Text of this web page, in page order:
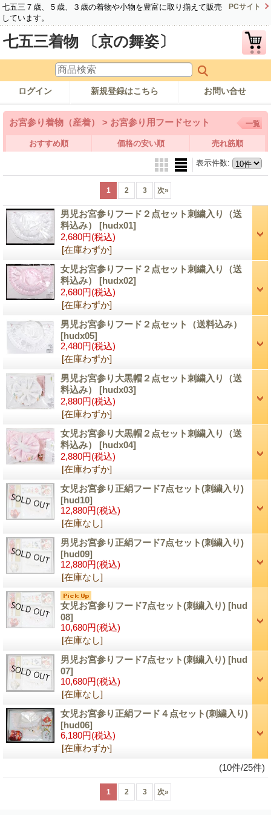
七五三７歳、５歳、３歳の着物や小物を豊富に取り揃えて販売
しています。
PCサイト
七五三着物 〔京の舞姿〕
ログイン 新規登録はこちら お問い合せ
お宮参り着物（産着） > お宮参り用フードセット 一覧
おすすめ順 価格の安い順 売れ筋順
表示件数:
1 2 3 次»
男児お宮参りフード２点セット刺繍入り（送
料込み） [hudx01]
2,680円(税込)
[在庫わずか]
女児お宮参りフード２点セット刺繍入り（送
料込み） [hudx02]
2,680円(税込)
[在庫わずか]
男児お宮参りフード２点セット（送料込み）
[hudx05]
2,480円(税込)
[在庫わずか]
男児お宮参り大黒帽２点セット刺繍入り（送
料込み） [hudx03]
2,880円(税込)
[在庫わずか]
女児お宮参り大黒帽２点セット刺繍入り（送
料込み） [hudx04]
2,880円(税込)
[在庫わずか]
女児お宮参り正絹フード7点セット(刺繍入り)
[hud10]
12,880円(税込)
[在庫なし]
男児お宮参り正絹フード7点セット(刺繍入り)
[hud09]
12,880円(税込)
[在庫なし]
女児お宮参りフード7点セット(刺繍入り) [hud
08]
10,680円(税込)
[在庫なし]
男児お宮参りフード7点セット(刺繍入り) [hud
07]
10,680円(税込)
[在庫なし]
女児お宮参り正絹フード４点セット(刺繍入り)
[hud06]
6,180円(税込)
[在庫わずか]
(10件/25件)
1 2 3 次»